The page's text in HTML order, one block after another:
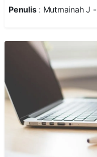
Penulis: Mutmainah J -